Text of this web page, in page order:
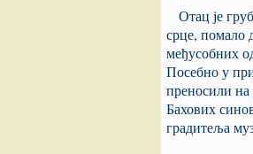
Отац је
срце, помало
међусобних
Посебно у
преносили на
Бахових
градитеља